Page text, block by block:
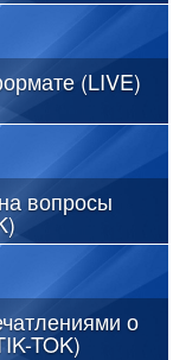
(LIVE)
вопросы
о
TOK)